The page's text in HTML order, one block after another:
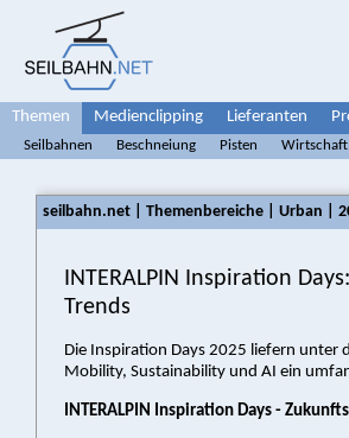
Themen Medienclipping Lieferanten
Seilbahnen Beschneiung Pisten Wirtschaft
seilbahn.net | Themenbereiche | Urban |
INTERALPIN Inspiration
Trends
Die Inspiration Days 2025 liefern unter
Mobility, Sustainability und AI ein
INTERALPIN Inspiration Days -